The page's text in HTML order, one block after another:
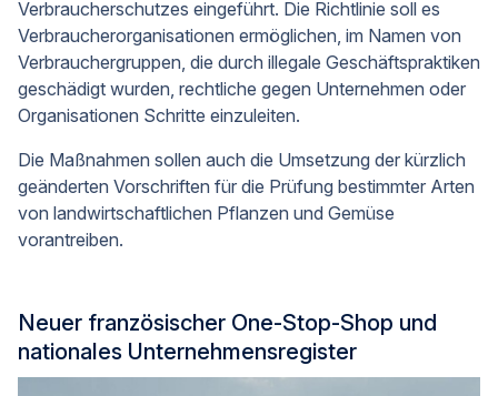
Verbraucherschutzes eingeführt. Die Richtlinie soll es
Verbraucherorganisationen ermöglichen, im Namen von
Verbrauchergruppen, die durch illegale Geschäftspraktiken
geschädigt wurden, rechtliche gegen Unternehmen oder
Organisationen Schritte einzuleiten.
Die Maßnahmen sollen auch die Umsetzung der kürzlich
geänderten Vorschriften für die Prüfung bestimmter Arten
von landwirtschaftlichen Pflanzen und Gemüse
vorantreiben.
Neuer französischer One-Stop-Shop und
nationales Unternehmensregister